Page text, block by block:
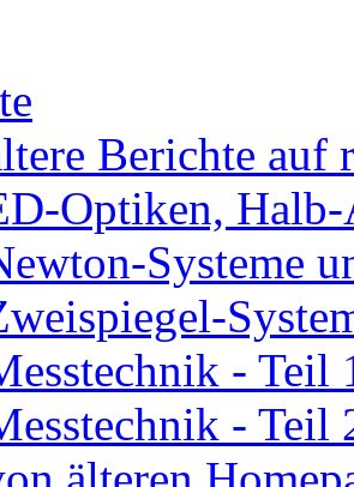
Berichte auf
Optiken, Halb-
Systeme
- Teil
- Teil